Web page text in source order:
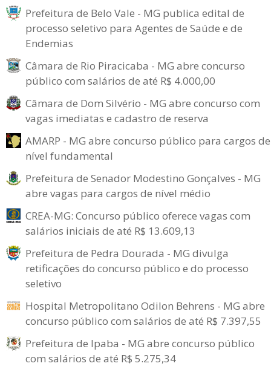
Prefeitura de Belo Vale - MG publica edital de
processo seletivo para Agentes de Saúde e de
Endemias
Câmara de Rio Piracicaba - MG abre concurso
público com salários de até R$ 4.000,00
Câmara de Dom Silvério - MG abre concurso com
vagas imediatas e cadastro de reserva
AMARP - MG abre concurso público para cargos de
nível fundamental
Prefeitura de Senador Modestino Gonçalves - MG
abre vagas para cargos de nível médio
CREA-MG: Concurso público oferece vagas com
salários iniciais de até R$ 13.609,13
Prefeitura de Pedra Dourada - MG divulga
retificações do concurso público e do processo
seletivo
Hospital Metropolitano Odilon Behrens - MG abre
concurso público com salários de até R$ 7.397,55
Prefeitura de Ipaba - MG abre concurso público
com salários de até R$ 5.275,34